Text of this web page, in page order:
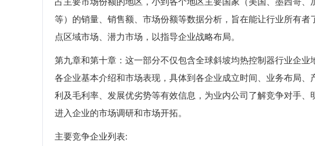
等）的销量、销售额、市场份额等数据分析，旨在能让行业所有
点区域市场、潜力市场，以指导企业战略布局。
第九章和第十章：这一部分不仅包含全球斜坡均热控制器行业企
各企业基本介绍和市场表现，具体到各企业成立时间、业务布局
利及毛利率、发展优劣势等有效信息，为业内公司了解竞争对手
进入企业的市场调研和市场开拓。
主要竞争企业列表: